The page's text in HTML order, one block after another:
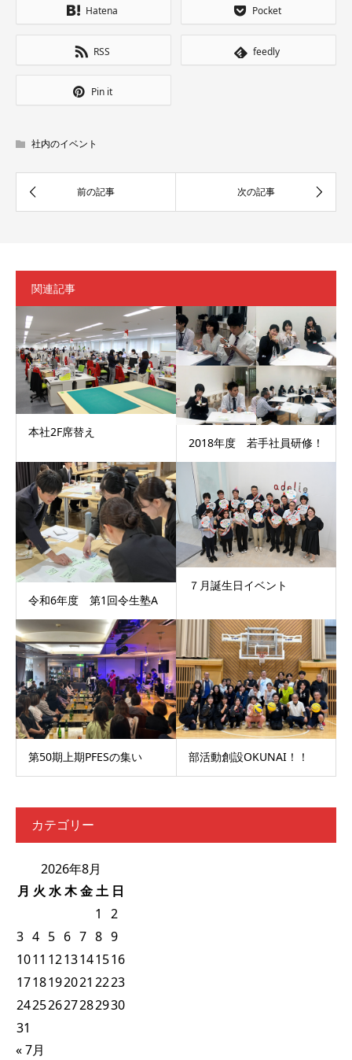
Hatena Pocket
RSS feedly
Pin it
社内のイベント
関連記事
本社2F席替え
2018年度 若手社員研修！
令和6年度 第1回令生塾A
７月誕生日イベント
第50期上期PFESの集い 部活動創設OKUNAI！！
カテゴリー
2026年8月
月 火水木金土 日
1
2
3 4 5 6 7 8 9
1011 1213141516
1718192021 2223
24252627282930
31
« 7月